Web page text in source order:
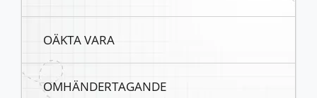
OÄKTA VARA
OMHÄNDERTAGANDE